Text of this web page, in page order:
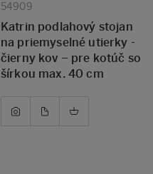
54909
Katrin podlahový stojan
na priemyselné utierky -
čierny kov – pre kotúč so
šírkou max. 40 cm